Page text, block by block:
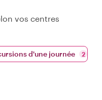
vos centres
d'une journée 2